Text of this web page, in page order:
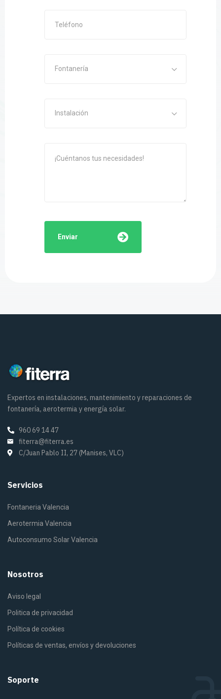
Fontanería
Instalación
Enviar
Expertos en instalaciones, mantenimiento y reparaciones de
fontanería, aerotermia y energía solar.
960 69 14 47
fiterra@fiterra.es
C/Juan Pablo II, 27 (Manises, VLC)
Servicios
Fontaneria Valencia
Aerotermia Valencia
Autoconsumo Solar Valencia
Nosotros
Aviso legal
Politica de privacidad
Política de cookies
Políticas de ventas, envíos y devoluciones
Soporte